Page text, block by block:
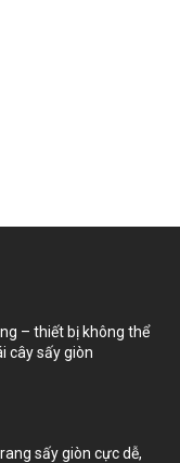
– thiết bị không thể
cây sấy giòn
sấy giòn cực dễ,